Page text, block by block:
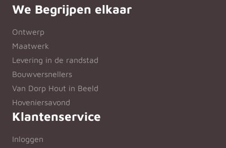
We Begrijpen elkaar
Ontwerp
Maatwerk
Levering in de randstad
Bouwversnellers
Van Dorp Hout in Beeld
Hoveniersavond
Klantenservice
Inloggen